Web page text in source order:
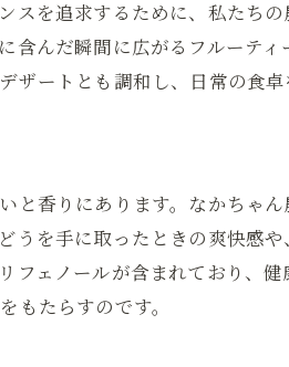
かちゃん農園のぶどうがもたら
ぶどうを使った創作料理のア
ぶどうを活かしたデザートレ
特別な日のためのぶどう料理
なかちゃん農園のぶどうで食
スを追求するために、私たち
含んだ瞬間に広がるフルーテ
ートとも調和し、日常の食卓
と香りにあります。なかちゃ
うを手に取ったときの爽快感
フェノールが含まれており、
もたらすのです。